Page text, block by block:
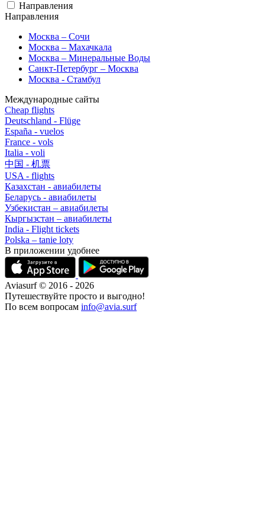
Направления
Направления
Москва – Сочи
Москва – Махачкала
Москва – Минеральные Воды
Санкт-Петербург – Москва
Москва - Стамбул
Международные сайты
Cheap flights
Deutschland - Flüge
España - vuelos
France - vols
Italia - voli
中国 - 机票
USA - flights
Казахстан - авиабилеты
Беларусь - авиабилеты
Узбекистан – авиабилеты
Кыргызстан – авиабилеты
India - Flight tickets
Polska – tanie loty
В приложении удобнее
Aviasurf © 2016 - 2026
Путешествуйте просто и выгодно!
По всем вопросам info@avia.surf